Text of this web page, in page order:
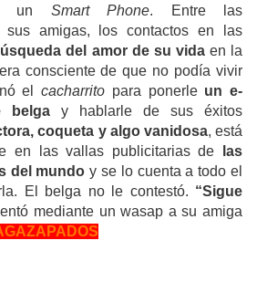
un Smart Phone. Entre las
sus amigas, los contactos en las
del amor de su vidaen la
consciente de que no podía vivir
elcacharrito para ponerle un e-
belga y hablarle de sus éxitos
coqueta y algo vanidosa, está
en las vallas publicitarias de
las
del mundo y se lo cuenta a todo el
El belga no le contestó. “Sigue
mediante un wasap a su amiga